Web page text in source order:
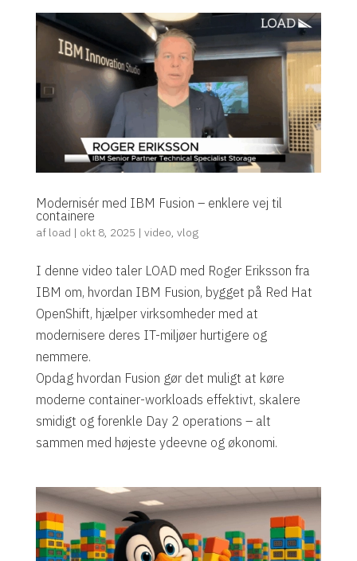
Modernisér med IBM Fusion – enklere vej til
containere
af load | okt 8, 2025 | video, vlog
I denne video taler LOAD med Roger Eriksson fra
IBM om, hvordan IBM Fusion, bygget på Red Hat
OpenShift, hjælper virksomheder med at
modernisere deres IT-miljøer hurtigere og
nemmere.
Opdag hvordan Fusion gør det muligt at køre
moderne container-workloads effektivt, skalere
smidigt og forenkle Day 2 operations – alt
sammen med højeste ydeevne og økonomi.